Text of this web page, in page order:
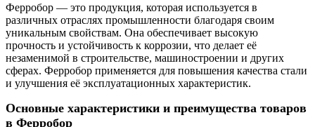
Ферробор — это продукция, которая используется в
различных отраслях промышленности благодаря своим
уникальным свойствам. Она обеспечивает высокую
прочность и устойчивость к коррозии, что делает её
незаменимой в строительстве, машиностроении и других
сферах. Ферробор применяется для повышения качества стали
и улучшения её эксплуатационных характеристик.
Основные характеристики и преимущества товаров
в Ферробор